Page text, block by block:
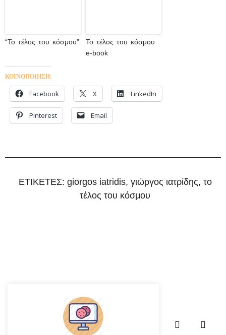
“Το τέλος του κόσμου”
Το τέλος του κόσμου
e-book
ΚΟΙΝΟΠΟΙΗΣΗ:
Facebook X LinkedIn
Pinterest Email
ΕΤΙΚΕΤΕΣ: giorgos iatridis, γιώργος ιατρίδης, το
τέλος του κόσμου